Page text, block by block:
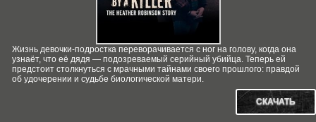
Жизнь девочки-подростка переворачивается с ног на голову, когда она
узнаёт, что её дядя — подозреваемый серийный убийца. Теперь ей
предстоит столкнуться с мрачными тайнами своего прошлого: правдой
об удочерении и судьбе биологической матери.
СКАЧАТЬ